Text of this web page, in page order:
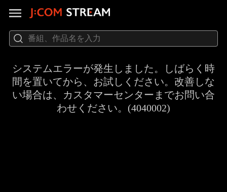
システムエラーが発生しました。しばらく時
間を置いてから、お試しください。改善しな
い場合は、カスタマーセンターまでお問い合
わせください。(4040002)